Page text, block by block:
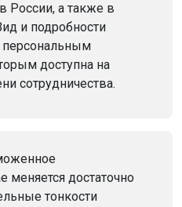
России, а также в
и подробности
персональным
доступна на
сотрудничества.
меняется достаточно
тонкости